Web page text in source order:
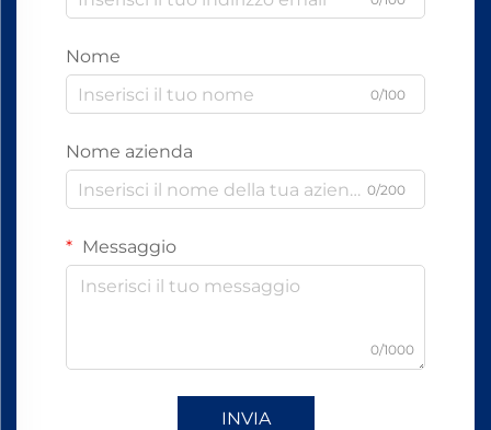
Nome
0/100
Nome azienda
0/200
Messaggio
0/1000
INVIA